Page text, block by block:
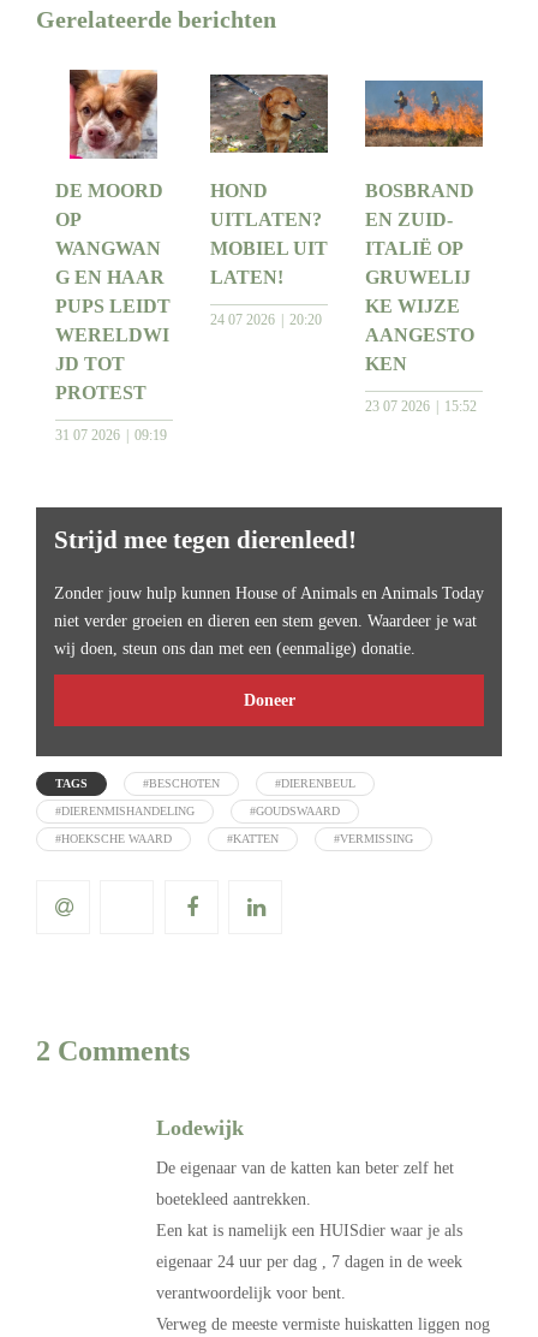
Gerelateerde berichten
DE MOORD
OP
WANGWAN
G EN HAAR
PUPS LEIDT
WERELDWI
JD TOT
PROTEST
31 07 2026 09:19
HOND
UITLATEN?
MOBIEL UIT
LATEN!
24 07 2026 20:20
BOSBRAND
EN ZUID-
ITALIË OP
GRUWELIJ
KE WIJZE
AANGESTO
KEN
23 07 2026 15:52
Strijd mee tegen dierenleed!
Zonder jouw hulp kunnen House of Animals en Animals Today
niet verder groeien en dieren een stem geven. Waardeer je wat
wij doen, steun ons dan met een (eenmalige) donatie.
Doneer
TAGS #BESCHOTEN #DIERENBEUL
#DIERENMISHANDELING #GOUDSWAARD
#HOEKSCHE WAARD #KATTEN #VERMISSING
2 Comments
Lodewijk
De eigenaar van de katten kan beter zelf het
boetekleed aantrekken.
Een kat is namelijk een HUISdier waar je als
eigenaar 24 uur per dag , 7 dagen in de week
verantwoordelijk voor bent.
Verweg de meeste vermiste huiskatten liggen nog